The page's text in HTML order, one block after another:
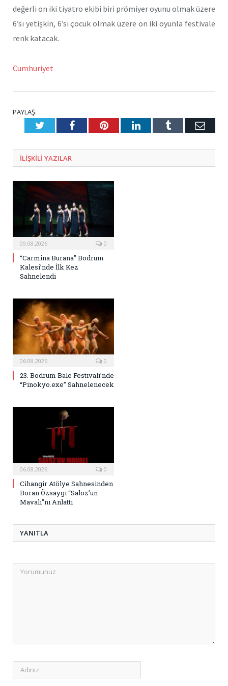
değerli on iki tiyatro ekibi biri prömiyer oyunu olmak üzere
6’sı yetişkin, 6’sı çocuk olmak üzere on iki oyunla festivale
renk katacak.
Cumhuriyet
PAYLAŞ.
TwitterFacebookPinterestLinkedInTumblr E-
ILIŞKILI YAZILAR
09.08.2026 0
“Carmina Burana” Bodrum
Kalesi’nde İlk Kez
Sahnelendi
06.08.2026 0
23. Bodrum Bale Festivali’nde
“Pinokyo.exe” Sahnelenecek
06.08.2026 0
Cihangir Atölye Sahnesinden
Boran Özsaygı “Saloz’un
Mavalı”nı Anlattı
YANITLA